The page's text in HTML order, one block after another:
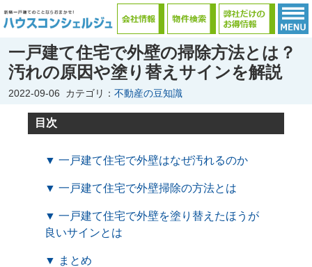
一戸建て住宅で外壁の掃除方法とは？
汚れの原因や塗り替えサインを解説
2022-09-06 カテゴリ： 不動産の豆知識
目次
▼ 一戸建て住宅で外壁はなぜ汚れるのか
▼ 一戸建て住宅で外壁掃除の方法とは
▼ 一戸建て住宅で外壁を塗り替えたほうが
良いサインとは
▼ まとめ